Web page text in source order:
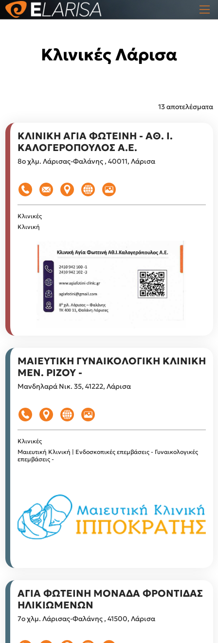
Κλινικές Λάρισα
13 αποτελέσματα
ΚΛΙΝΙΚΗ ΑΓΙΑ ΦΩΤΕΙΝΗ - ΑΘ. Ι.
ΚΑΛΟΓΕΡΟΠΟΥΛΟΣ Α.Ε.
8ο χλμ. Λάρισας-Φαλάνης , 40011, Λάρισα
Κλινικές
Κλινική
ΜΑΙΕΥΤΙΚΗ ΓΥΝΑΙΚΟΛΟΓΙΚΗ ΚΛΙΝΙΚΗ
ΜΕΝ. ΡΙΖΟΥ -
Μανδηλαρά Νικ. 35, 41222, Λάρισα
Κλινικές
Μαιευτική Κλινική | Ενδοσκοπικές επεμβάσεις - Γυναικολογικές
επεμβάσεις -
ΑΓΙΑ ΦΩΤΕΙΝΗ ΜΟΝΑΔΑ ΦΡΟΝΤΙΔΑΣ
ΗΛΙΚΙΩΜΕΝΩΝ
7ο χλμ. Λάρισας-Φαλάνης , 41500, Λάρισα